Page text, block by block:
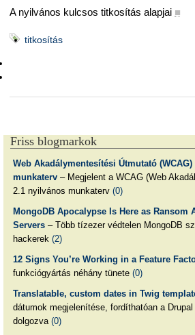
A nyilvános kulcsos titkosítás alapjai ■
titkosítás
Friss blogmarkok
Web Akadálymentesítési Útmutató
munkaterv– Megjelent a WCAG (Web
2.1 nyilvános munkaterv (0)
MongoDB Apocalypse Is Here as Ransom
Servers– Több tízezer védtelen MongoDB
hackerek (2)
12 Signs You’re Working in a Feature
funkciógyártás néhány tünete (0)
Translatable, custom dates in Twig
dátumok megjelenítése, fordíthatóan a
dolgozva (0)